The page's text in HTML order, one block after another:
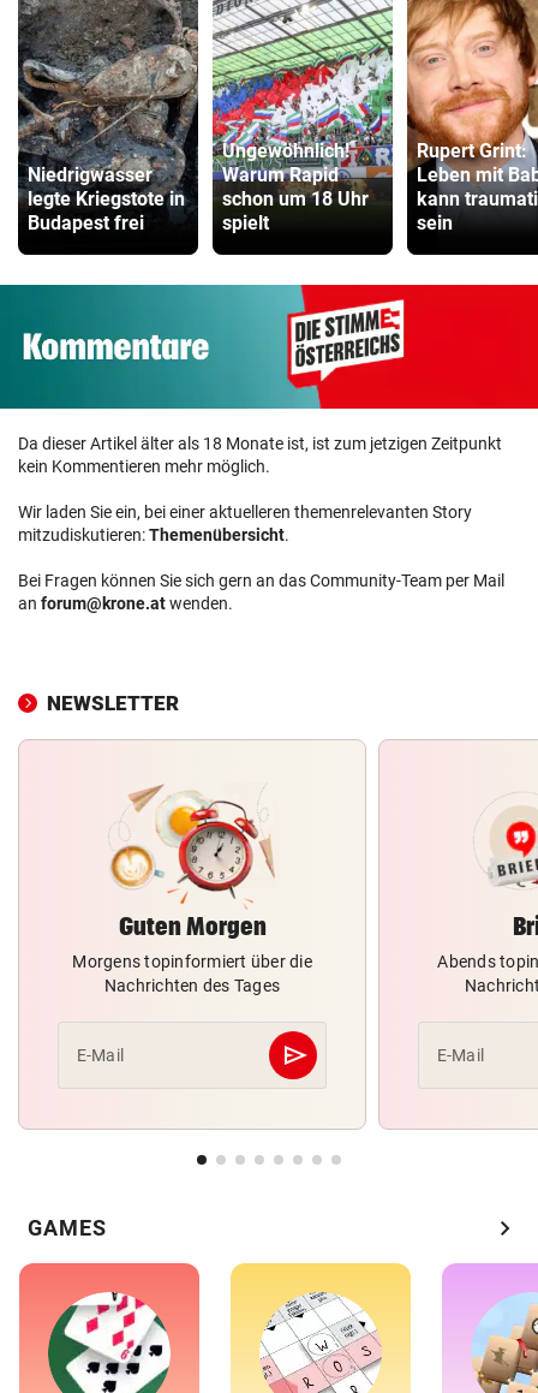
Niedrigwasser
legte Kriegstote in
Budapest frei
Ungewöhnlich!
Warum Rapid
schon um 18 Uhr
spielt
Rupert Grint:
Leben mit
kann
sein
Da dieser Artikel älter als 18 Monate ist, ist zum jetzigen Zeitpunkt
kein Kommentieren mehr möglich.
Wir laden Sie ein, bei einer aktuelleren themenrelevanten Story
mitzudiskutieren:Themenübersicht.
Bei Fragen können Sie sich gern an das Community-Team per Mail
an forum@krone.atwenden.
NEWSLETTER
Guten Morgen
Morgens topinformiert über die
Nachrichten des Tages
E-Mail send
Abschicken
Abends
E-Mail
GAMES chevron_right